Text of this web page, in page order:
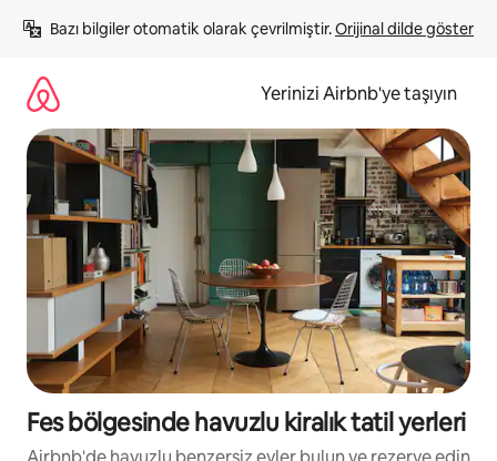
atla
Bazı bilgiler otomatik olarak çevrilmiştir. Orijinal dilde göster
Yerinizi Airbnb'ye taşıyın
Fes bölgesinde havuzlu kiralık tatil yerleri